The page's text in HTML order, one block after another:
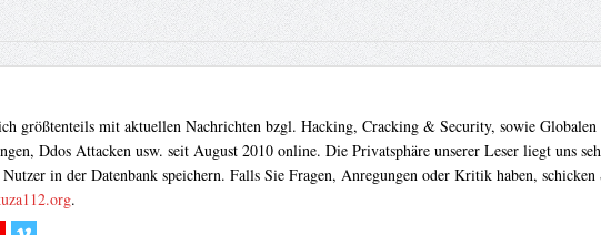
größtenteils mit aktuellen Nachrichten bzgl. Hacking, Cracking & Security, sowie
Ddos Attacken usw. seit August 2010 online. Die Privatsphäre unserer Leser liegt uns
Nutzer in der Datenbank speichern. Falls Sie Fragen, Anregungen oder Kritik haben,
.